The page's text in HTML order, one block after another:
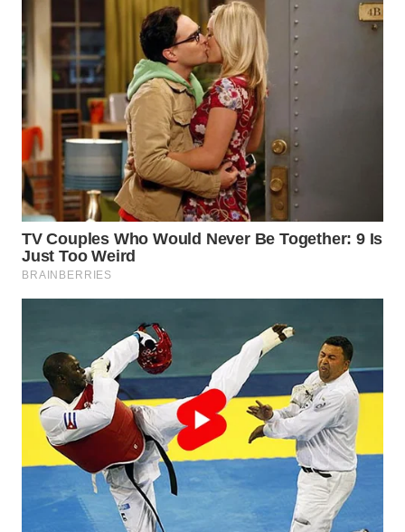
WN
SUBANG
WN
SUKABUMI
WN
PURWAKARTA
WN
PRIANGAN
TIMUR
WN
SOLO
WN
BOROBUDUR
WN